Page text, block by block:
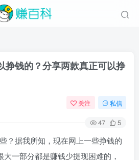
挣钱的？分享两款真正可以挣
关注 私信
47 5
？据我所知，现在网上一些挣钱的
一部分都是赚钱少提现困难的，